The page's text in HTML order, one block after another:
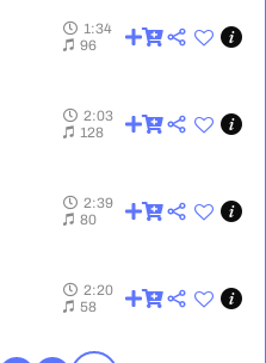
1:34
1:34
96
2:03
2:03
128
2:39
2:39
80
2:20
2:20
58